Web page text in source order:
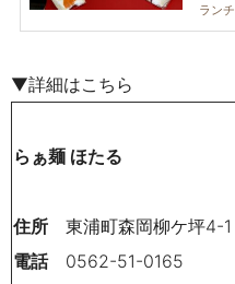
▼詳細はこちら
らぁ麺 ほたる
住所 東浦町森岡柳ケ坪4-1
電話0562-51-0165